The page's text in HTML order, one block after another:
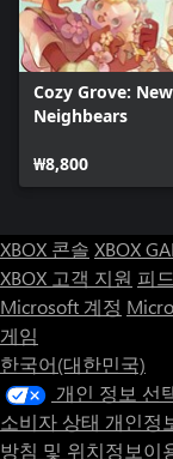
Cozy Grove: New
Neighbears
₩8,800
XBOX 콘솔 XBOX
XBOX 고객 지원 피
Microsoft 계정
게임
한국어(대한민국)
개인 정보 선
소비자 상태 개인정
방침 및 위치정보이